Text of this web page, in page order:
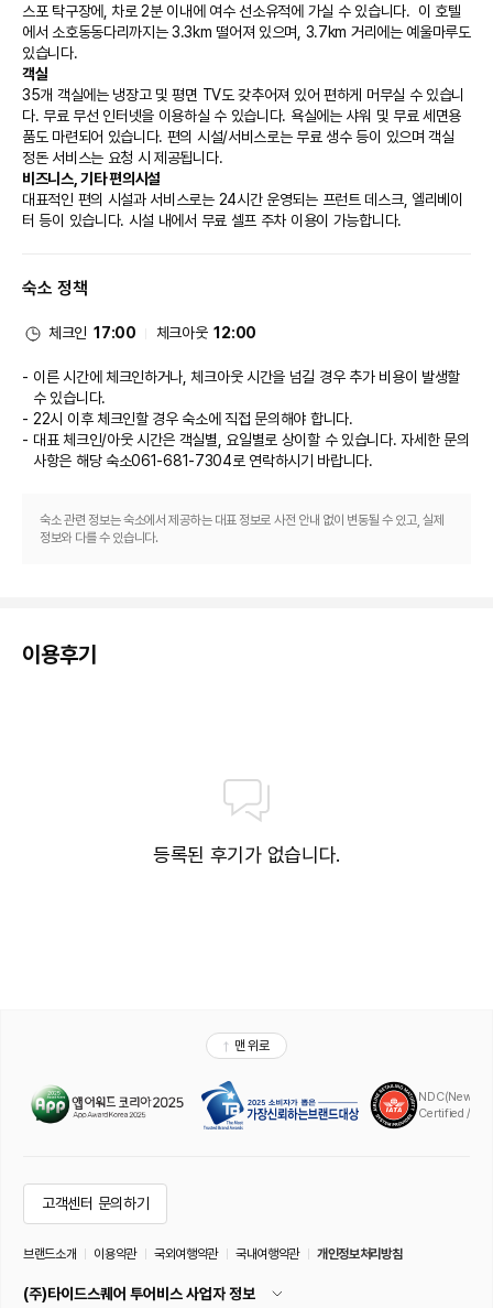
스포 탁구장에, 차로 2분 이내에 여수 선소유적에 가실 수 있습니다.  이 호텔
에서 소호동동다리까지는 3.3km 떨어져 있으며, 3.7km 거리에는 예울마루도
있습니다.
객실
35개 객실에는 냉장고 및 평면 TV도 갖추어져 있어 편하게 머무실 수 있습니
다. 무료 무선 인터넷을 이용하실 수 있습니다. 욕실에는 샤워 및 무료 세면용
품도 마련되어 있습니다. 편의 시설/서비스로는 무료 생수 등이 있으며 객실
정돈 서비스는 요청 시 제공됩니다.
비즈니스, 기타 편의시설
대표적인 편의 시설과 서비스로는 24시간 운영되는 프런트 데스크, 엘리베이
터 등이 있습니다. 시설 내에서 무료 셀프 주차 이용이 가능합니다.
숙소 정책
체크인 17:00 체크아웃 12:00
이른 시간에 체크인하거나, 체크아웃 시간을 넘길 경우 추가 비용이 발생할
수 있습니다.
22시 이후 체크인할 경우 숙소에 직접 문의해야 합니다.
대표 체크인/아웃 시간은 객실별, 요일별로 상이할 수 있습니다. 자세한 문의
사항은 해당 숙소061-681-7304로 연락하시기 바랍니다.
숙소 관련 정보는 숙소에서 제공하는 대표 정보로 사전 안내 없이 변동될 수 있고, 실제
정보와 다를 수 있습니다.
이용후기
등록된 후기가 없습니다.